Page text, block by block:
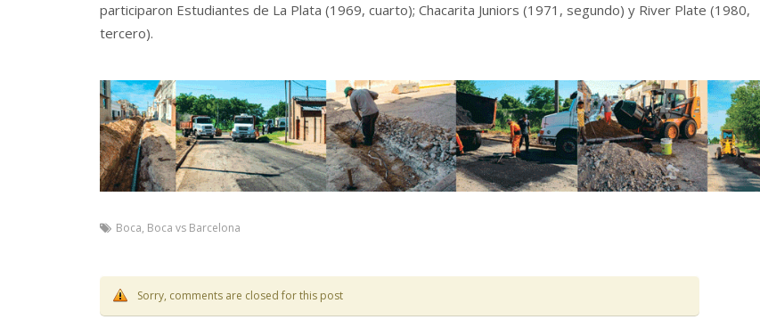
participaron Estudiantes de La Plata (1969, cuarto); Chacarita Juniors (1971, segundo) y River Plate (1980,
tercero).
Boca, Boca vs Barcelona
Sorry, comments are closed for this post